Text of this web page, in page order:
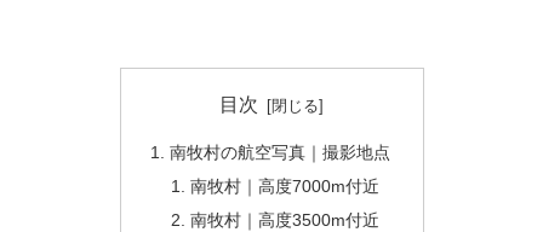
目次
南牧村の航空写真｜撮影地点
南牧村｜高度7000m付近
南牧村｜高度3500m付近